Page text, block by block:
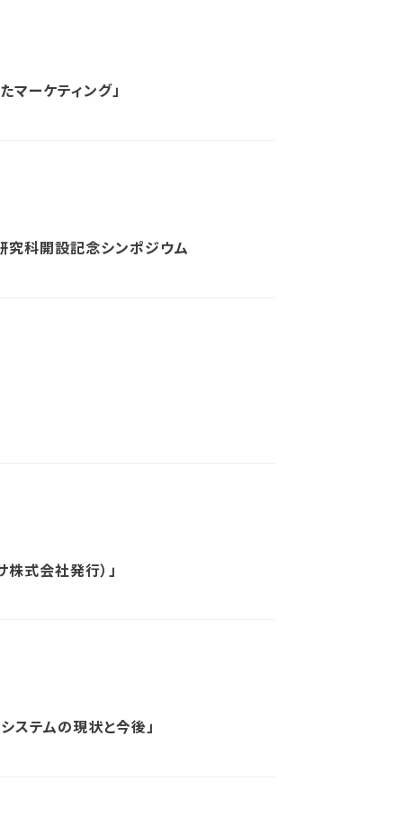
マーケティング」
科開設記念シンポジウム
式会社発行）」
ステムの現状と今後」